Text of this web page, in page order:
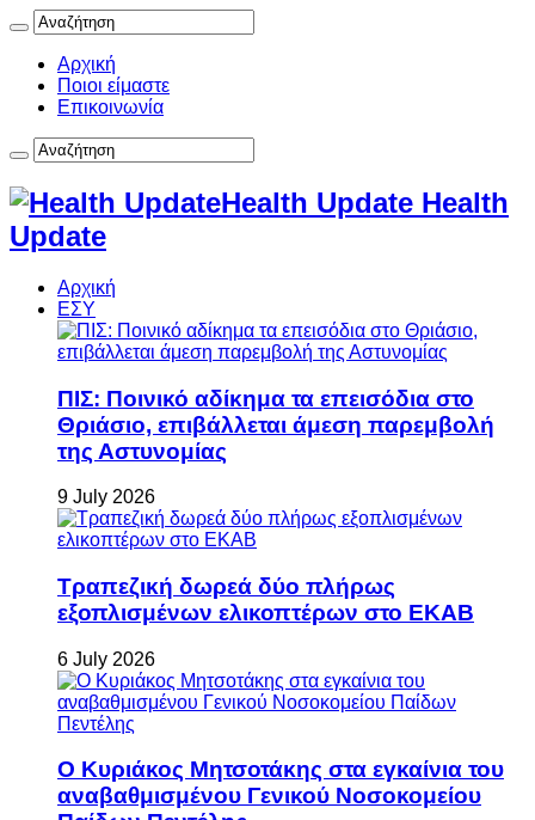
Αρχική
Ποιοι είμαστε
Επικοινωνία
Health Update Health
Update
Αρχική
ΕΣΥ
ΠΙΣ: Ποινικό αδίκημα τα επεισόδια στο
Θριάσιο, επιβάλλεται άμεση παρεμβολή
της Αστυνομίας
9 July 2026
Τραπεζική δωρεά δύο πλήρως
εξοπλισμένων ελικοπτέρων στο ΕΚΑΒ
6 July 2026
Ο Κυριάκος Μητσοτάκης στα εγκαίνια του
αναβαθμισμένου Γενικού Νοσοκομείου